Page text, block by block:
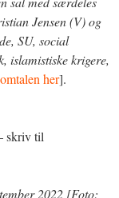
Jensen (V) og
SU, social
islamistiske krigere,
her].
skriv til
2022 [Foto: